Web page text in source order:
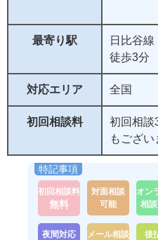
最寄り駅
日比谷線
徒歩3分
対応エリア 全国
初回相談料
初回相談
もござい
初回相談料
無料
対面相談
可能
オン
相
夜間対応
メール相談
後